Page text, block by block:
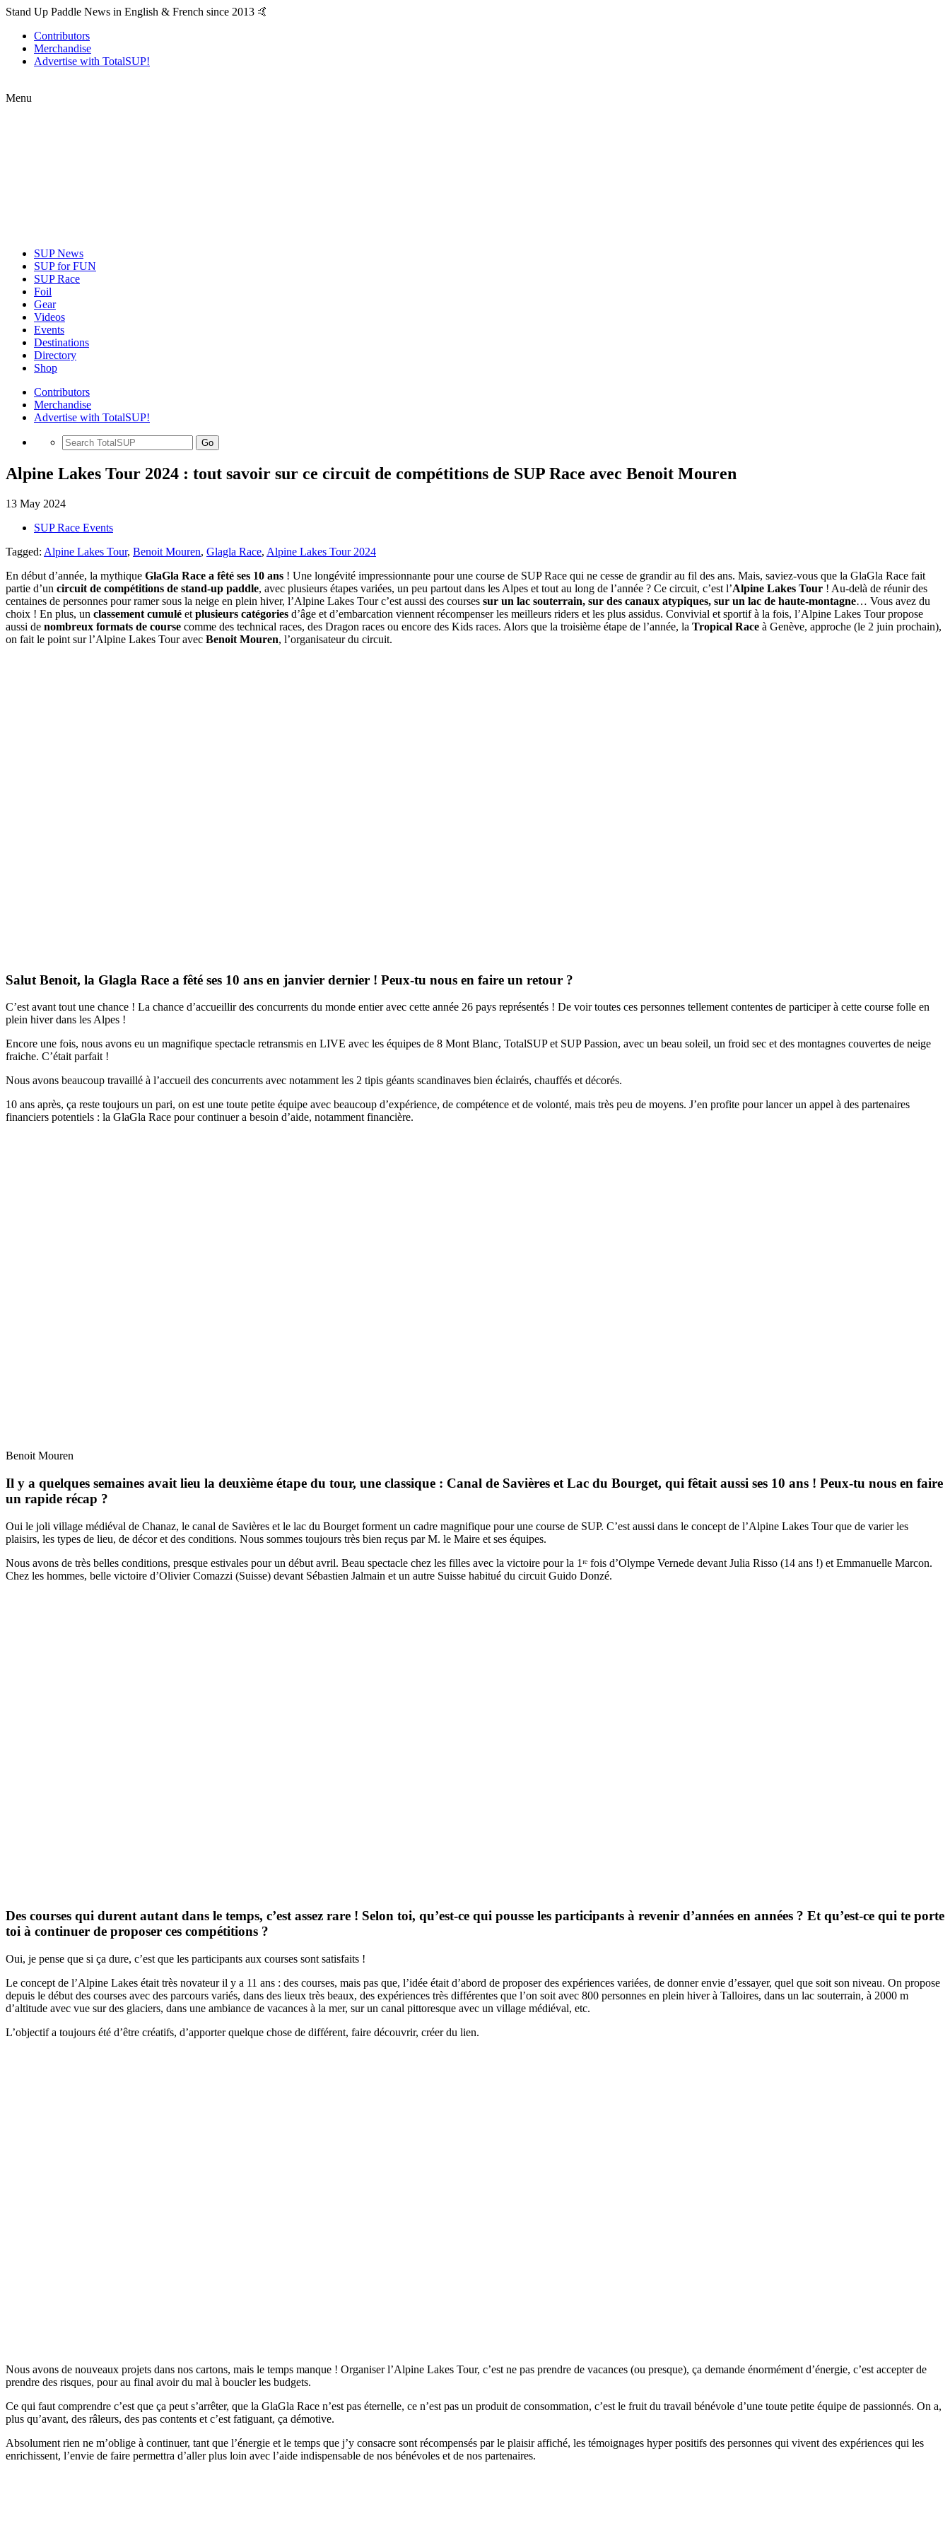
Stand Up Paddle News in English & French since 2013 🤙
Contributors
Merchandise
Advertise with TotalSUP!
Menu
SUP News
SUP for FUN
SUP Race
Foil
Gear
Videos
Events
Destinations
Directory
Shop
Contributors
Merchandise
Advertise with TotalSUP!
Go
Alpine Lakes Tour 2024 : tout savoir sur ce circuit de compétitions de SUP Race avec Benoit Mouren
13 May 2024
SUP Race Events
Tagged: Alpine Lakes Tour, Benoit Mouren, Glagla Race, Alpine Lakes Tour 2024
En début d’année, la mythique GlaGla Race a fêté ses 10 ans ! Une longévité impressionnante pour une course de SUP Race qui ne cesse de grandir au fil des ans. Mais, saviez-vous que la GlaGla Race fait
partie d’un circuit de compétitions de stand-up paddle, avec plusieurs étapes variées, un peu partout dans les Alpes et tout au long de l’année ? Ce circuit, c’est l’Alpine Lakes Tour ! Au-delà de réunir des
centaines de personnes pour ramer sous la neige en plein hiver, l’Alpine Lakes Tour c’est aussi des courses sur un lac souterrain, sur des canaux atypiques, sur un lac de haute-montagne… Vous avez du
choix ! En plus, un classement cumulé et plusieurs catégories d’âge et d’embarcation viennent récompenser les meilleurs riders et les plus assidus. Convivial et sportif à la fois, l’Alpine Lakes Tour propose
aussi de nombreux formats de course comme des technical races, des Dragon races ou encore des Kids races. Alors que la troisième étape de l’année, la Tropical Race à Genève, approche (le 2 juin prochain),
on fait le point sur l’Alpine Lakes Tour avec Benoit Mouren, l’organisateur du circuit.
Salut Benoit, la Glagla Race a fêté ses 10 ans en janvier dernier ! Peux-tu nous en faire un retour ?
C’est avant tout une chance ! La chance d’accueillir des concurrents du monde entier avec cette année 26 pays représentés ! De voir toutes ces personnes tellement contentes de participer à cette course folle en
plein hiver dans les Alpes !
Encore une fois, nous avons eu un magnifique spectacle retransmis en LIVE avec les équipes de 8 Mont Blanc, TotalSUP et SUP Passion, avec un beau soleil, un froid sec et des montagnes couvertes de neige
fraiche. C’était parfait !
Nous avons beaucoup travaillé à l’accueil des concurrents avec notamment les 2 tipis géants scandinaves bien éclairés, chauffés et décorés.
10 ans après, ça reste toujours un pari, on est une toute petite équipe avec beaucoup d’expérience, de compétence et de volonté, mais très peu de moyens. J’en profite pour lancer un appel à des partenaires
financiers potentiels : la GlaGla Race pour continuer a besoin d’aide, notamment financière.
Benoit Mouren
Il y a quelques semaines avait lieu la deuxième étape du tour, une classique : Canal de Savières et Lac du Bourget, qui fêtait aussi ses 10 ans ! Peux-tu nous en faire
un rapide récap ?
Oui le joli village médiéval de Chanaz, le canal de Savières et le lac du Bourget forment un cadre magnifique pour une course de SUP. C’est aussi dans le concept de l’Alpine Lakes Tour que de varier les
plaisirs, les types de lieu, de décor et des conditions. Nous sommes toujours très bien reçus par M. le Maire et ses équipes.
Nous avons de très belles conditions, presque estivales pour un début avril. Beau spectacle chez les filles avec la victoire pour la 1ʳᵉ fois d’Olympe Vernede devant Julia Risso (14 ans !) et Emmanuelle Marcon.
Chez les hommes, belle victoire d’Olivier Comazzi (Suisse) devant Sébastien Jalmain et un autre Suisse habitué du circuit Guido Donzé.
Des courses qui durent autant dans le temps, c’est assez rare ! Selon toi, qu’est-ce qui pousse les participants à revenir d’années en années ? Et qu’est-ce qui te porte
toi à continuer de proposer ces compétitions ?
Oui, je pense que si ça dure, c’est que les participants aux courses sont satisfaits !
Le concept de l’Alpine Lakes était très novateur il y a 11 ans : des courses, mais pas que, l’idée était d’abord de proposer des expériences variées, de donner envie d’essayer, quel que soit son niveau. On propose
depuis le début des courses avec des parcours variés, dans des lieux très beaux, des expériences très différentes que l’on soit avec 800 personnes en plein hiver à Talloires, dans un lac souterrain, à 2000 m
d’altitude avec vue sur des glaciers, dans une ambiance de vacances à la mer, sur un canal pittoresque avec un village médiéval, etc.
L’objectif a toujours été d’être créatifs, d’apporter quelque chose de différent, faire découvrir, créer du lien.
Nous avons de nouveaux projets dans nos cartons, mais le temps manque ! Organiser l’Alpine Lakes Tour, c’est ne pas prendre de vacances (ou presque), ça demande énormément d’énergie, c’est accepter de
prendre des risques, pour au final avoir du mal à boucler les budgets.
Ce qui faut comprendre c’est que ça peut s’arrêter, que la GlaGla Race n’est pas éternelle, ce n’est pas un produit de consommation, c’est le fruit du travail bénévole d’une toute petite équipe de passionnés. On a,
plus qu’avant, des râleurs, des pas contents et c’est fatiguant, ça démotive.
Absolument rien ne m’oblige à continuer, tant que l’énergie et le temps que j’y consacre sont récompensés par le plaisir affiché, les témoignages hyper positifs des personnes qui vivent des expériences qui les
enrichissent, l’envie de faire permettra d’aller plus loin avec l’aide indispensable de nos bénévoles et de nos partenaires.